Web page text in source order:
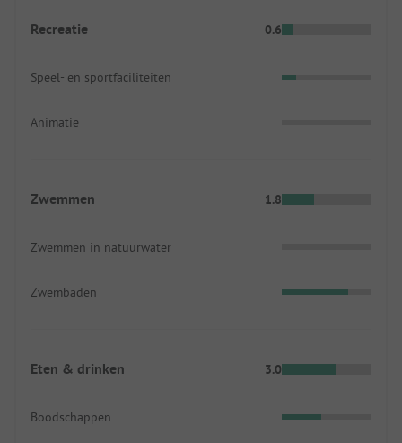
Recreatie 0.6
Speel- en sportfaciliteiten
Animatie
Zwemmen 1.8
Zwemmen in natuurwater
Zwembaden
Eten & drinken 3.0
Boodschappen